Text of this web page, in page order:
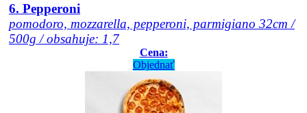
6. Pepperoni
pomodoro, mozzarella, pepperoni, parmigiano 32cm /
500g / obsahuje: 1,7
Cena:
Objednať